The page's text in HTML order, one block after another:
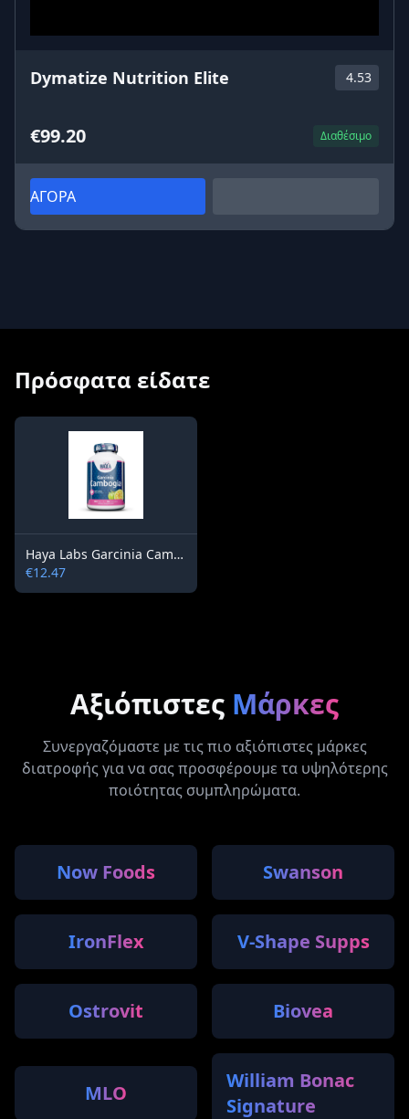
Dymatize Nutrition Elite 4.53
€99.20 Διαθέσιμο
ΑΓΟΡΑ
Πρόσφατα είδατε
Haya Labs Garcinia Cambogia 500 mg / 90 capsules
€12.47
Αξιόπιστες Μάρκες
Συνεργαζόμαστε με τις πιο αξιόπιστες μάρκες
διατροφής για να σας προσφέρουμε τα υψηλότερης
ποιότητας συμπληρώματα.
Now Foods Swanson
IronFlex V-Shape Supps
Ostrovit Biovea
MLO
William Bonac
Signature